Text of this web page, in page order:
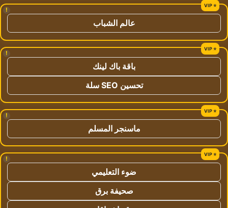
!
عالم الشباب
!
باقة باك لينك
تحسين SEO سلة
!
ماسنجر المسلم
!
ضوء التعليمي
صحيفة برق